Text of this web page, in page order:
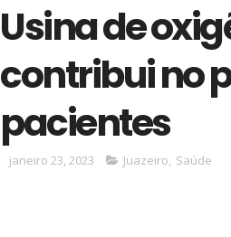
Usina de
contribui no
pacientes
janeiro 23, 2023 Juazeiro, Saúde